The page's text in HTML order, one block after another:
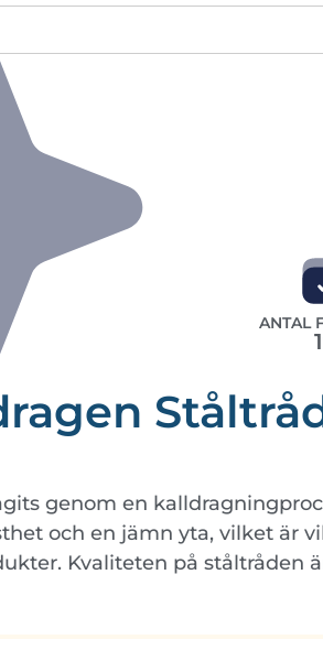
ANTAL
genom en
och en jämn yta, vilket är
Kvaliteten på ståltråden